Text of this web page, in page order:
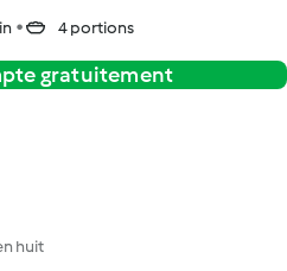
4 portions
gratuitement
huit